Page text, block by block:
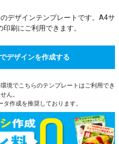
デザインテンプレートです。A4サ
刷にご利用できます。
デザインを作成する
境でこちらのテンプレートはご利用でき
ん。
作成を推奨しております。